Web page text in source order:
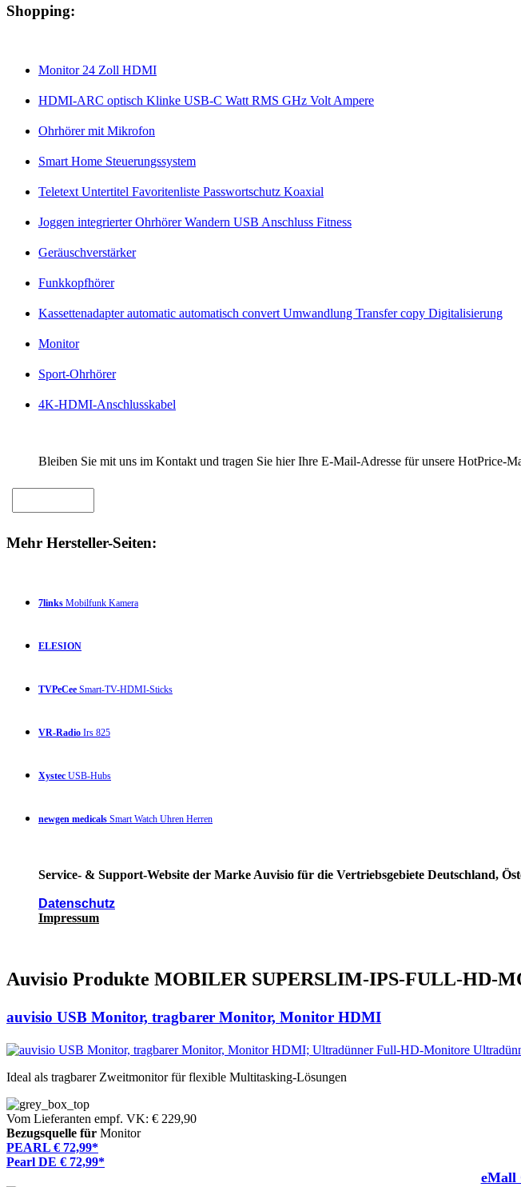
Shopping:
Monitor 24 Zoll HDMI
HDMI-ARC optisch Klinke USB-C Watt RMS GHz Volt Ampere
Ohrhörer mit Mikrofon
Smart Home Steuerungssystem
Teletext Untertitel Favoritenliste Passwortschutz Koaxial
Joggen integrierter Ohrhörer Wandern USB Anschluss Fitness
Geräuschverstärker
Funkkopfhörer
Kassettenadapter automatic automatisch convert Umwandlung Transfer copy Digitalisierung
Monitor
Sport-Ohrhörer
4K-HDMI-Anschlusskabel
Bleiben Sie mit uns im Kontakt und tragen Sie hier Ihre E-Mail-Adresse für unsere HotPrice-
Mehr Hersteller-Seiten:
7links Mobilfunk Kamera
ELESION
TVPeCee Smart-TV-HDMI-Sticks
VR-Radio Irs 825
Xystec USB-Hubs
newgen medicals Smart Watch Uhren Herren
Service- & Support-Website der Marke Auvisio für die Vertriebsgebiete Deutschland,
Datenschutz
Impressum
Auvisio Produkte MOBILER SUPERSLIM-IPS-FULL-HD-
auvisio USB Monitor, tragbarer Monitor, Monitor HDMI
Ideal als tragbarer Zweitmonitor für flexible Multitasking-Lösungen
Vom Lieferanten empf. VK: € 229,90
Bezugsquelle für Monitor
PEARL € 72,99*
Pearl DE € 72,99*
eMall